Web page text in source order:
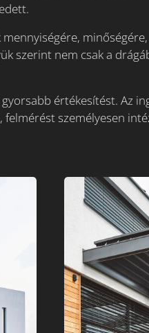
szerint nem csak a
értékesítést. Az
személyesen